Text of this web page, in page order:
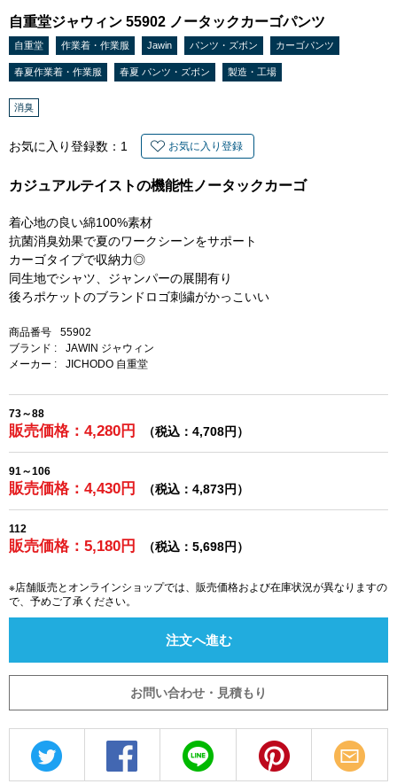
自重堂ジャウィン 55902 ノータックカーゴパンツ
自重堂 作業着・作業服 Jawin パンツ・ズボン カーゴパンツ
春夏作業着・作業服 春夏 パンツ・ズボン 製造・工場
消臭
お気に入り登録数： 1 お気に入り登録
カジュアルテイストの機能性ノータックカーゴ
着心地の良い綿100%素材
抗菌消臭効果で夏のワークシーンをサポート
カーゴタイプで収納力◎
同生地でシャツ、ジャンパーの展開有り
後ろポケットのブランドロゴ刺繍がかっこいい
商品番号
55902
ブランド :
JAWIN ジャウィン
メーカー :
JICHODO 自重堂
73～88
販売価格：4,280円 （税込：4,708円）
91～106
販売価格：4,430円 （税込：4,873円）
112
販売価格：5,180円 （税込：5,698円）
※店舗販売とオンラインショップでは、販売価格および在庫状況が異なりますの
で、予めご了承ください。
注文へ進む
お問い合わせ・見積もり